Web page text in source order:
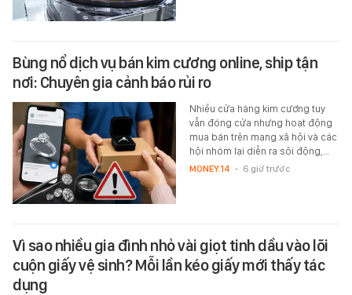
Bùng nổ dịch vụ bán kim cương online, ship tận
nơi: Chuyên gia cảnh báo rủi ro
Nhiều cửa hàng kim cương tuy
vẫn đóng cửa nhưng hoạt động
mua bán trên mạng xã hội và các
hội nhóm lại diễn ra sôi động,…
MONEY.14 - 6 giờ trước
Vì sao nhiều gia đình nhỏ vài giọt tinh dầu vào lõi
cuộn giấy vệ sinh? Mỗi lần kéo giấy mới thấy tác
dụng